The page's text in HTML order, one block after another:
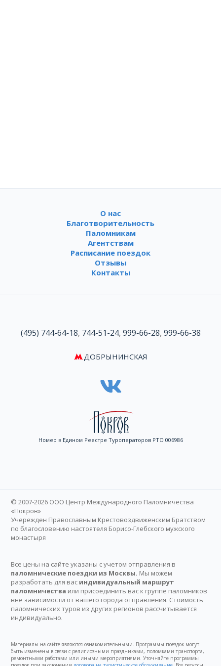
О нас
Благотворительность
Паломникам
Агентствам
Расписание поездок
Отзывы
Контакты
(495) 744-64-18, 744-51-24, 999-66-28, 999-66-38
ДОБРЫНИНСКАЯ
Номер в Едином Реестре Туроператоров РТО 006986
© 2007-2026 ООО Центр Международного Паломничества
«Покров»
Учережден Православным Крестовоздвиженским Братством
по благословению настоятеля Борисо-Глебского мужского
монастыря
Все цены на сайте указаны с учетом отправления в
паломнические поездки из Москвы. Мы можем
разработать для вас индивидуальный маршрут
паломничества или присоединить вас к группе паломников
вне зависимости от вашего города отправления. Стоимость
паломнических туров из других регионов рассчитывается
индивидуально.
Материалы на сайте являются ознакомительными. Программы поездок могут
быть изменены в связи с религиозными праздниками, поломками транспорта,
ремонтными работами или иными мероприятиями. Уточняйте программы